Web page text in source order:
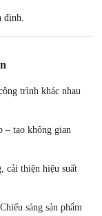
định.
trình khác nhau
– tạo không gian
cải thiện hiệu suất
Chiếu sáng sản phẩm